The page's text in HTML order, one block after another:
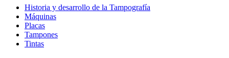
Historia y desarrollo de la Tampografía
Máquinas
Placas
Tampones
Tintas